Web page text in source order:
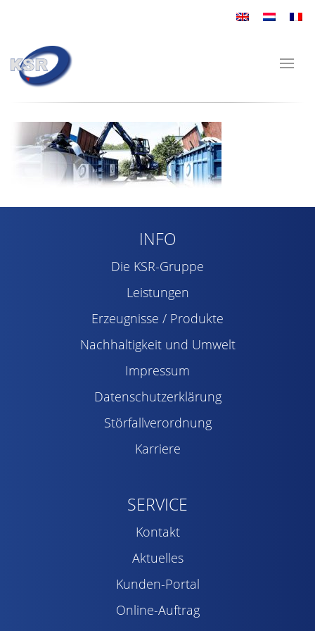
INFO
Die KSR-Gruppe
Leistungen
Erzeugnisse / Produkte
Nachhaltigkeit und Umwelt
Impressum
Datenschutzerklärung
Störfallverordnung
Karriere
SERVICE
Kontakt
Aktuelles
Kunden-Portal
Online-Auftrag